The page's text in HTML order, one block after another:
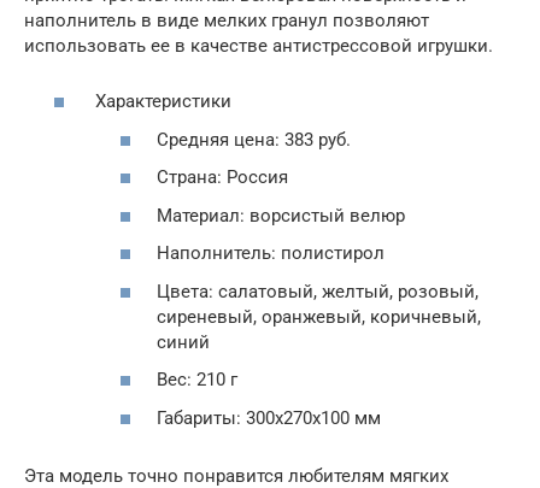
наполнитель в виде мелких гранул позволяют
использовать ее в качестве антистрессовой игрушки.
Характеристики
Средняя цена: 383 руб.
Страна: Россия
Материал: ворсистый велюр
Наполнитель: полистирол
Цвета: салатовый, желтый, розовый,
сиреневый, оранжевый, коричневый,
синий
Вес: 210 г
Габариты: 300х270х100 мм
Эта модель точно понравится любителям мягких